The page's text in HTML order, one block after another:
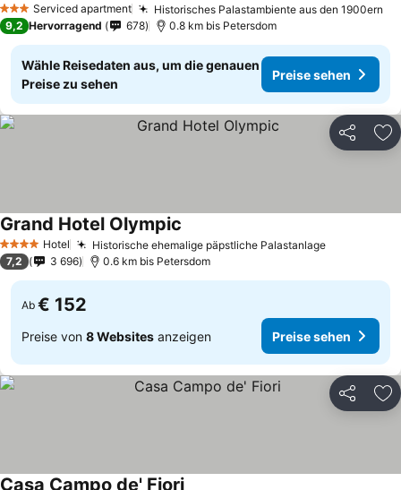
3 SterneServiced apartment Historisches Palastambiente aus den 1900ern
9,2 Hervorragend 678 0.8 km bis Petersdom
Wähle Reisedaten aus, um die genauen
Preise zu sehen
Preise sehen
Teilen
4 Sterne Hotel Historische ehemalige päpstliche Palastanlage
Grand Hotel Olympic
7,2 3 696 0.6 km bis Petersdom
Ab € 152
Preise von 8 Websites anzeigen Preise sehen
Teilen
Casa Campo de' Fiori